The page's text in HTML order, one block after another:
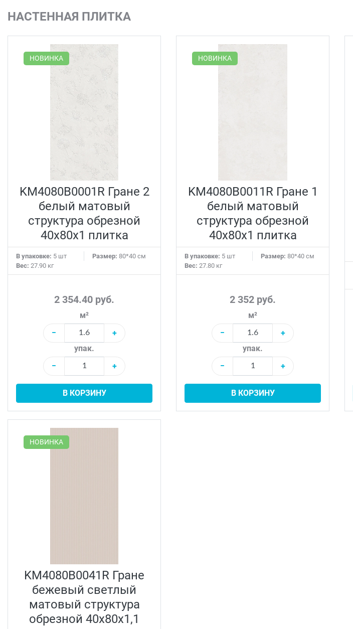
НАСТЕННАЯ ПЛИТКА
НОВИНКА
KM4080B0001R Гране 2
белый матовый
структура обрезной
40x80x1 плитка
В упаковке: 5 шт Размер: 80*40 см
Вес: 27.90 кг
2 354.40 руб.
м²
−
+
упак.
−
+
В КОРЗИНУ
НОВИНКА
KM4080B0011R Гране 1
белый матовый
структура обрезной
40x80x1 плитка
В упаковке: 5 шт Размер: 80*40 см
Вес: 27.80 кг
2 352 руб.
м²
−
+
упак.
−
+
В КОРЗИНУ
НОВИНКА
KM4080B0041R Гране
бежевый светлый
матовый структура
обрезной 40x80x1,1